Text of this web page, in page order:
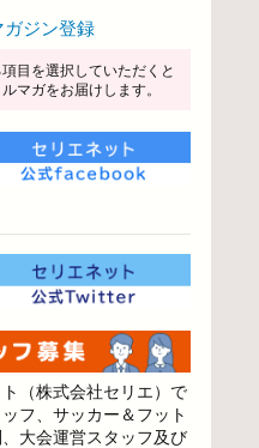
ガジン登録
目を選択していただくと
マガをお届けします。
（株式会社セリエ）で
フ、サッカー＆フット
大会運営スタッフ及び